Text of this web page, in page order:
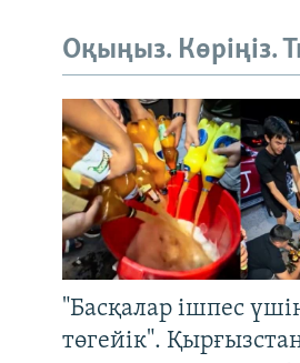
Оқыңыз. Көріңіз.
"Басқалар ішпес
төгейік".